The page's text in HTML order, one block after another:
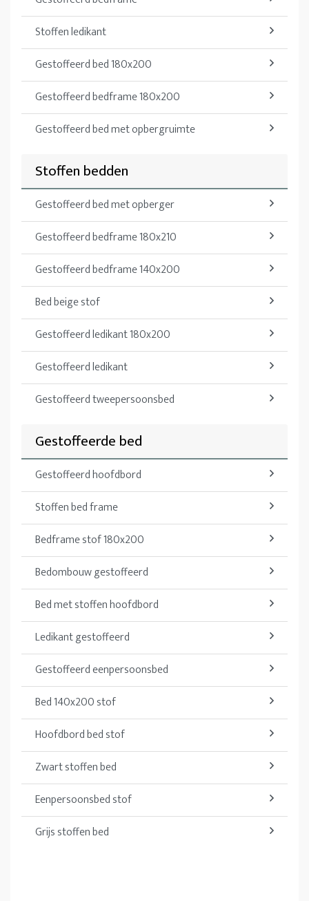
Stoffen ledikant
Gestoffeerd bed 180x200
Gestoffeerd bedframe 180x200
Gestoffeerd bed met opbergruimte
Stoffen bedden
Gestoffeerd bed met opberger
Gestoffeerd bedframe 180x210
Gestoffeerd bedframe 140x200
Bed beige stof
Gestoffeerd ledikant 180x200
Gestoffeerd ledikant
Gestoffeerd tweepersoonsbed
Gestoffeerde bed
Gestoffeerd hoofdbord
Stoffen bed frame
Bedframe stof 180x200
Bedombouw gestoffeerd
Bed met stoffen hoofdbord
Ledikant gestoffeerd
Gestoffeerd eenpersoonsbed
Bed 140x200 stof
Hoofdbord bed stof
Zwart stoffen bed
Eenpersoonsbed stof
Grijs stoffen bed